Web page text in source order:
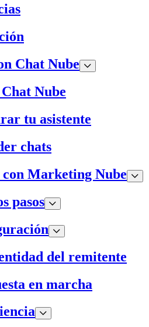
Chat Nube
Nube
tu asistente
chats
Marketing Nube
pasos
del remitente
en marcha